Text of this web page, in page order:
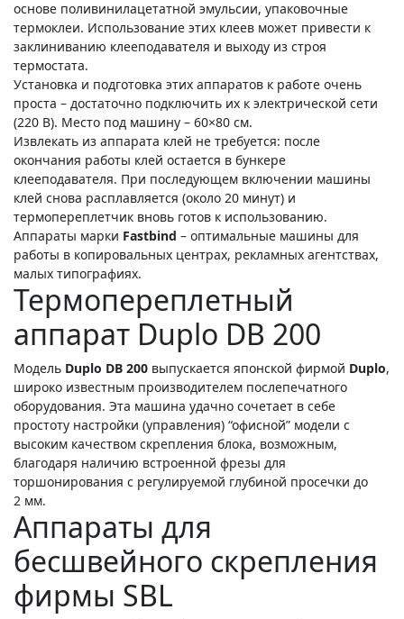
основе поливинилацетатной эмульсии, упаковочные
термоклеи. Использование этих клеев может привести к
заклиниванию клееподавателя и выходу из строя
термостата.
Установка и подготовка этих аппаратов к работе очень
проста – достаточно подключить их к электрической сети
(220 В). Место под машину – 60×80 см.
Извлекать из аппарата клей не требуется: после
окончания работы клей остается в бункере
клееподавателя. При последующем включении машины
клей снова расплавляется (около 20 минут) и
термопереплетчик вновь готов к использованию.
Аппараты марки Fastbind – оптимальные машины для
работы в копировальных центрах, рекламных агентствах,
малых типографиях.
Термопереплетный
аппарат Duplo DB 200
Модель Duplo DB 200 выпускается японской фирмой Duplo,
широко известным производителем послепечатного
оборудования. Эта машина удачно сочетает в себе
простоту настройки (управления) “офисной” модели с
высоким качеством скрепления блока, возможным,
благодаря наличию встроенной фрезы для
торшонирования с регулируемой глубиной просечки до
2 мм.
Аппараты для
бесшвейного скрепления
фирмы SBL